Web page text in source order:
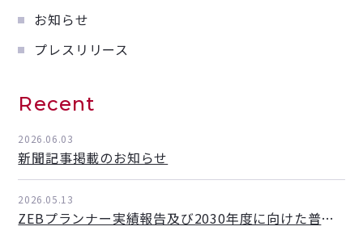
お知らせ
プレスリリース
Recent
2026.06.03
新聞記事掲載のお知らせ
2026.05.13
ZEBプランナー実績報告及び2030年度に向けた普及目標